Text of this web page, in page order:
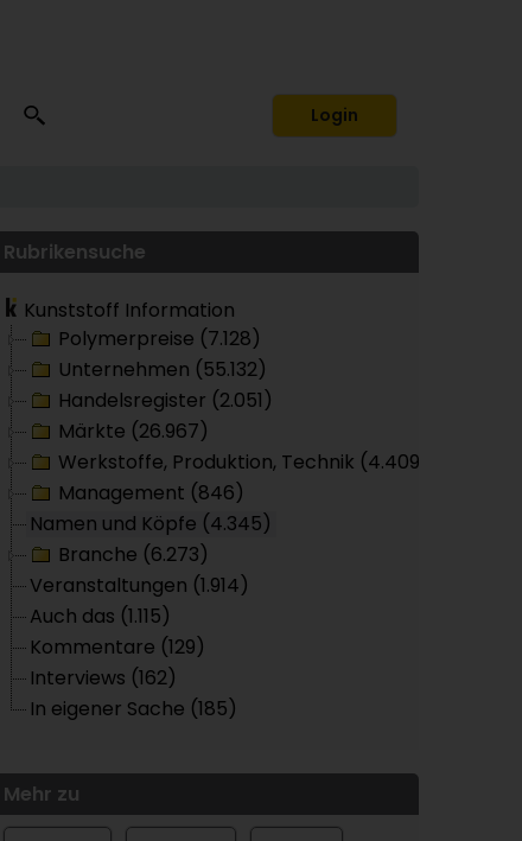
Login
Rubrikensuche
Kunststoff Information
Polymerpreise (7.128)
Unternehmen (55.132)
Handelsregister (2.051)
Märkte (26.967)
Werkstoffe, Produktion, Technik (4.409)
Management (846)
Namen und Köpfe (4.345)
Branche (6.273)
Veranstaltungen (1.914)
Auch das (1.115)
Kommentare (129)
Interviews (162)
In eigener Sache (185)
Mehr zu